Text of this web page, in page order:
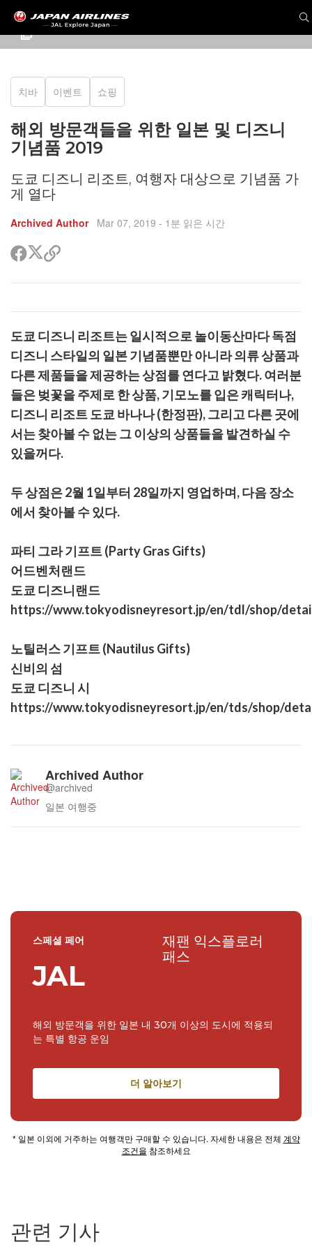
치바 이벤트 쇼핑
해외 방문객들을 위한 일본 및 디즈니
기념품 2019
도쿄 디즈니 리조트, 여행자 대상으로 기념품 가
게 열다
Archived Author Mar 07, 2019 - 1분 읽은 시간
페
트
위
공
사
도쿄 디즈니 리조트는 일시적으로 놀이동산마다 독점
디즈니 스타일의 일본 기념품뿐만 아니라 의류 상품과
다른 제품들을 제공하는 상점를 연다고 밝혔다. 여러분
들은 벚꽃을 주제로 한 상품, 기모노를 입은 캐릭터나,
디즈니 리조트 도쿄 바나나 (한정판), 그리고 다른 곳에
서는 찾아볼 수 없는 그 이상의 상품들을 발견하실 수
있을꺼다.
두 상점은 2월 1일부터 28일까지 영업하며, 다음 장소
에서 찾아볼 수 있다.
파티 그라 기프트 (Party Gras Gifts)
어드벤처랜드
도쿄 디즈니랜드
https://www.tokyodisneyresort.jp/en/tdl/shop/
노틸러스 기프트 (Nautilus Gifts)
신비의 섬
도쿄 디즈니 시
https://www.tokyodisneyresort.jp/en/tds/shop/
Archived Author
@archived
일본 여행중
관련 기사
스페셜 페어
JAL
재팬 익스플로러
패스
해외 방문객을 위한 일본 내 30개 이상의 도시에 적용되
는 특별 항공 운임
더 알아보기
* 일본 이외에 거주하는 여행객만 구매할 수 있습니다. 자세한 내용은 전체 계약
조건을 참조하세요